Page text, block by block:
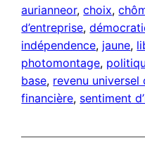
aurianneor, choix,
d’entreprise,
indépendence, jaune,
photomontage,
base, revenu universel
financière, sentiment